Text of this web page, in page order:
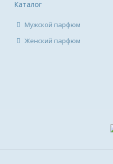
Каталог
Мужской парфюм
Женский парфюм